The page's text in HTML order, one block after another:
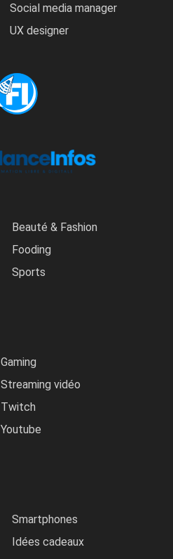
Social media manager
UX designer
Beauté & Fashion
Fooding
Sports
Gaming
Streaming vidéo
Twitch
Youtube
Smartphones
Idées cadeaux